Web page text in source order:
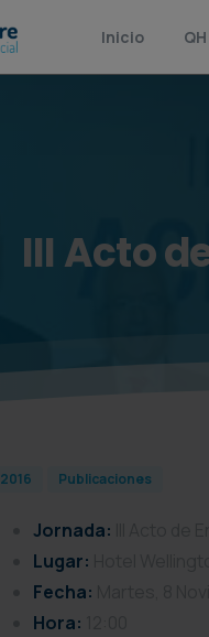
Inicio QH
III Acto
2016 Publicaciones
Jornada:
Lugar:
Fecha:
Hora: